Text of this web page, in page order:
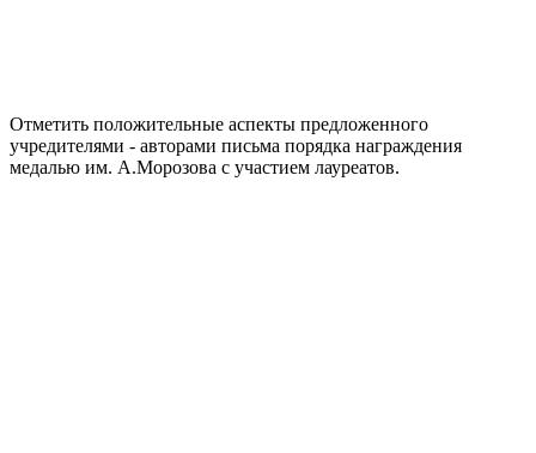
Отметить положительные аспекты предложенного
учредителями - авторами письма порядка награждения
медалью им. А.Морозова с участием лауреатов.